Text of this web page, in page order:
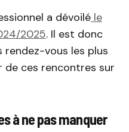
a dévoilé le
2025. Il est donc
rendez-vous les plus
ces rencontres sur
à ne pas manquer